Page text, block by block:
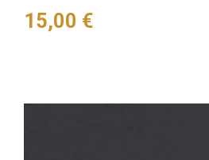
Preço
15,00 €